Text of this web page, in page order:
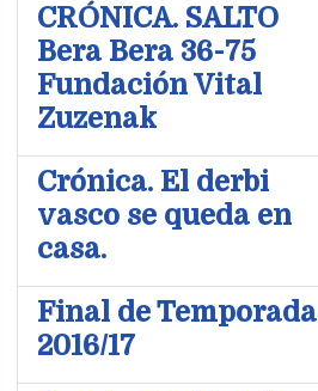
CRÓNICA. SALTO
Bera Bera 36-75
Fundación Vital
Zuzenak
Crónica. El derbi
vasco se queda en
casa.
Final de Temporada
2016/17